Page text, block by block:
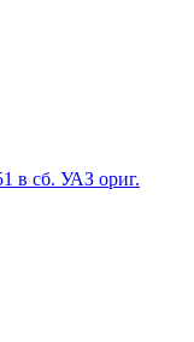
в сб. УАЗ ориг.